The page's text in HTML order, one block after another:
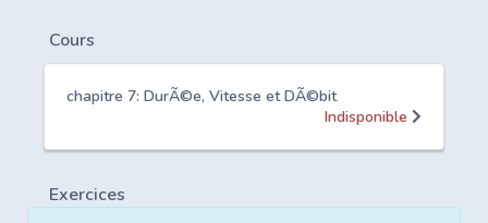
Cours
chapitre 7: DurÃ©e, Vitesse et DÃ©bit
Indisponible
Exercices